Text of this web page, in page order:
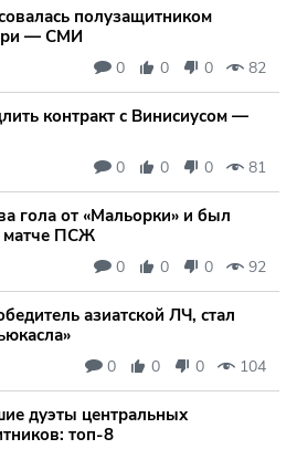
полузащитником
— СМИ
0 0 0 82
контракт с Винисиусом —
0 0 0 81
гола от «Мальорки» и был
матче ПСЖ
0 0 0 92
азиатской ЛЧ, стал
0 0 0 104
дуэты центральных
топ‑8